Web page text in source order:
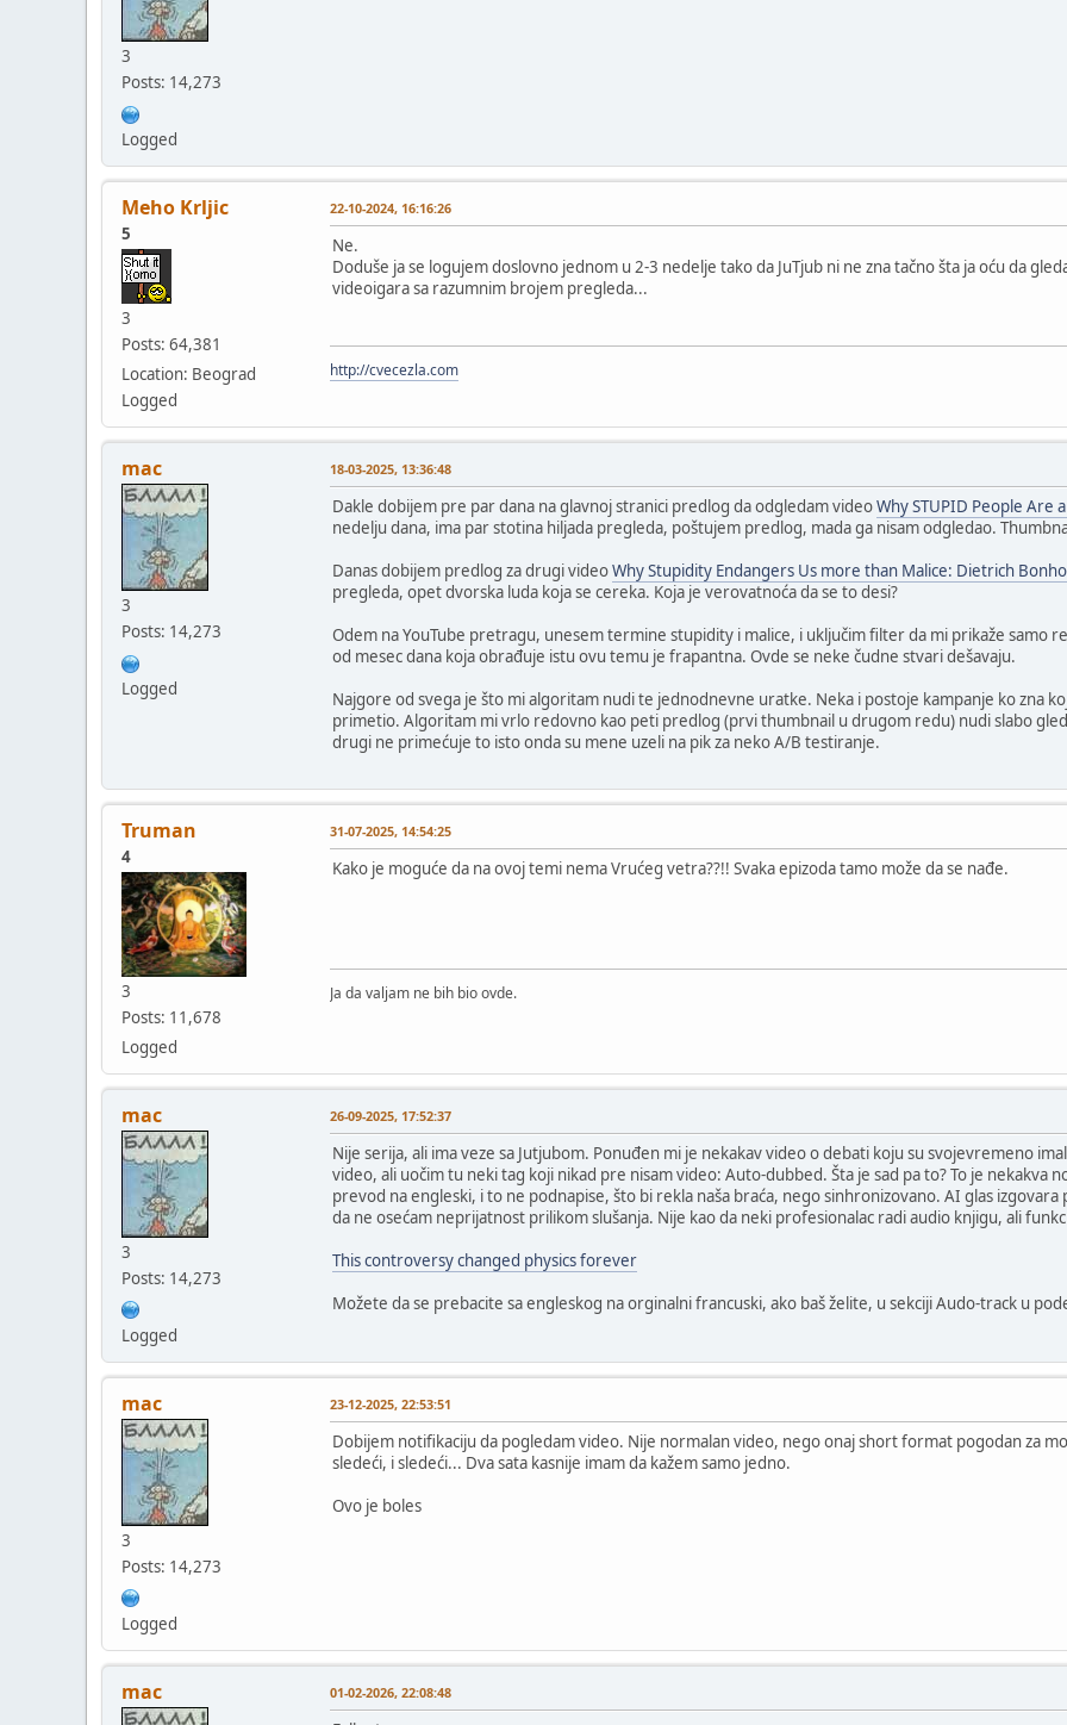
3
Posts: 14,273
Logged
Meho Krljic
5
3
Posts: 64,381
Location: Beograd
Logged
22-10-2024, 16:16:26
Ne.
Doduše ja se logujem doslovno jednom u 2-3 nedelje tako da JuTjub ni ne zna tačno šta ja oću da
videoigara sa razumnim brojem pregleda...
http://cvecezla.com
mac
3
Posts: 14,273
Logged
18-03-2025, 13:36:48
Dakle dobijem pre par dana na glavnoj stranici predlog da odgledam videoWhy STUPID People Are
nedelju dana, ima par stotina hiljada pregleda, poštujem predlog, mada ga nisam odgledao.
Danas dobijem predlog za drugi videoWhy Stupidity Endangers Us more than Malice: Dietrich
pregleda, opet dvorska luda koja se cereka. Koja je verovatnoća da se to desi?
Odem na YouTube pretragu, unesem termine stupidity i malice, i uključim filter da mi prikaže samo
od mesec dana koja obrađuje istu ovu temu je frapantna. Ovde se neke čudne stvari dešavaju.
Najgore od svega je što mi algoritam nudi te jednodnevne uratke. Neka i postoje kampanje ko zna
primetio. Algoritam mi vrlo redovno kao peti predlog (prvi thumbnail u drugom redu) nudi slabo
drugi ne primećuje to isto onda su mene uzeli na pik za neko A/B testiranje.
Truman
4
3
Posts: 11,678
Logged
31-07-2025, 14:54:25
Kako je moguće da na ovoj temi nema Vrućeg vetra??!! Svaka epizoda tamo može da se nađe.
Ja da valjam ne bih bio ovde.
mac
3
Posts: 14,273
Logged
26-09-2025, 17:52:37
Nije serija, ali ima veze sa Jutjubom. Ponuđen mi je nekakav video o debati koju su svojevremeno
video, ali uočim tu neki tag koji nikad pre nisam video: Auto-dubbed. Šta je sad pa to? To je nekakva
prevod na engleski, i to ne podnapise, što bi rekla naša braća, nego sinhronizovano. AI glas
da ne osećam neprijatnost prilikom slušanja. Nije kao da neki profesionalac radi audio knjigu, ali
This controversy changed physics forever
Možete da se prebacite sa engleskog na orginalni francuski, ako baš želite, u sekciji Audo-track u
mac
3
Posts: 14,273
Logged
23-12-2025, 22:53:51
Dobijem notifikaciju da pogledam video. Nije normalan video, nego onaj short format pogodan za
sledeći, i sledeći... Dva sata kasnije imam da kažem samo jedno.
Ovo je boles
mac 01-02-2026, 22:08:48